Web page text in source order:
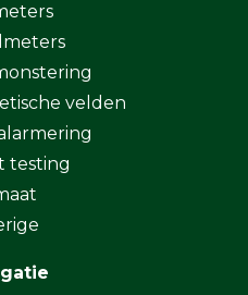
velden
testing